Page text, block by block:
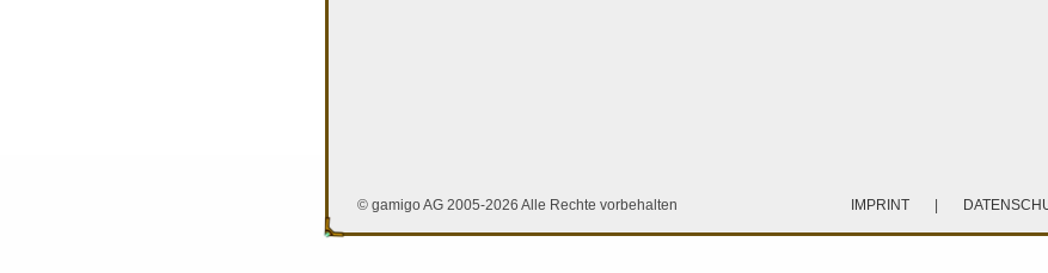
© gamigo AG 2005-2026 Alle Rechte vorbehalten IMPRINT